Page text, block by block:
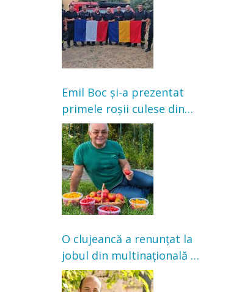
pădure
Emil Boc și-a prezentat
primele roșii culese din
grădină: „Niciun magazin
nu poate oferi această
satisfacție”
O clujeancă a renunțat la
jobul din multinațională și
s-a mutat la țară. Acum
cultivă legume în grădina